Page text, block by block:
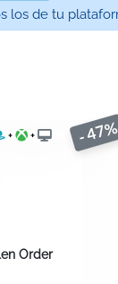
los de tu
+ +
Order
- 47%